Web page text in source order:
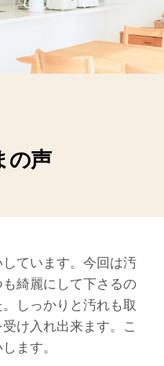
の声
ています。今回は汚
綺麗にして下さるの
しっかりと汚れも取
け入れ出来ます。こ
ます。